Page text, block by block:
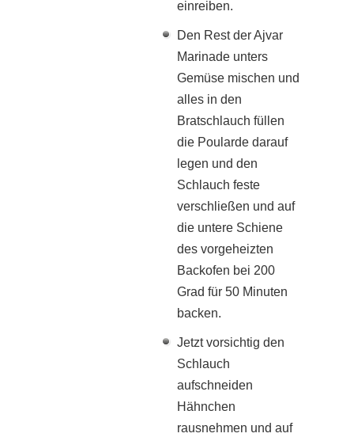
einreiben.
Den Rest der Ajvar
Marinade unters
Gemüse mischen und
alles in den
Bratschlauch füllen
die Poularde darauf
legen und den
Schlauch feste
verschließen und auf
die untere Schiene
des vorgeheizten
Backofen bei 200
Grad für 50 Minuten
backen.
Jetzt vorsichtig den
Schlauch
aufschneiden
Hähnchen
rausnehmen und auf